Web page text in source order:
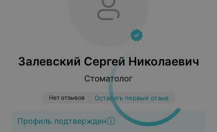
Залевский Сергей Николаевич
Стоматолог
Нет отзывов Оставить первый отзыв
Профиль подтвержден